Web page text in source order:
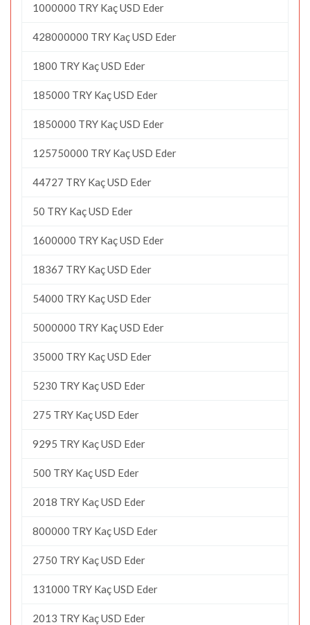
1000000 TRY Kaç USD Eder
428000000 TRY Kaç USD Eder
1800 TRY Kaç USD Eder
185000 TRY Kaç USD Eder
1850000 TRY Kaç USD Eder
125750000 TRY Kaç USD Eder
44727 TRY Kaç USD Eder
50 TRY Kaç USD Eder
1600000 TRY Kaç USD Eder
18367 TRY Kaç USD Eder
54000 TRY Kaç USD Eder
5000000 TRY Kaç USD Eder
35000 TRY Kaç USD Eder
5230 TRY Kaç USD Eder
275 TRY Kaç USD Eder
9295 TRY Kaç USD Eder
500 TRY Kaç USD Eder
2018 TRY Kaç USD Eder
800000 TRY Kaç USD Eder
2750 TRY Kaç USD Eder
131000 TRY Kaç USD Eder
2013 TRY Kaç USD Eder